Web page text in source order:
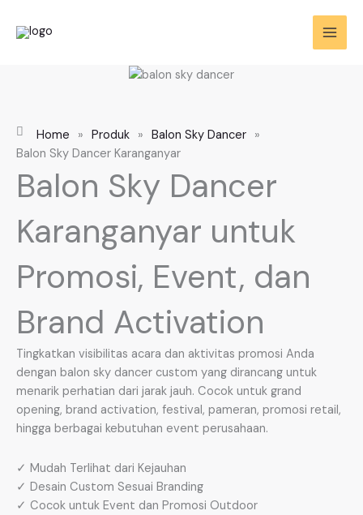
Home » Produk » Balon Sky Dancer
»
Balon Sky Dancer Karanganyar
Balon Sky Dancer
Karanganyar untuk
Promosi, Event, dan
Brand Activation
Tingkatkan visibilitas acara dan aktivitas promosi Anda
dengan balon sky dancer custom yang dirancang untuk
menarik perhatian dari jarak jauh. Cocok untuk grand
opening, brand activation, festival, pameran, promosi retail,
hingga berbagai kebutuhan event perusahaan.
✓ Mudah Terlihat dari Kejauhan
✓ Desain Custom Sesuai Branding
✓ Cocok untuk Event dan Promosi Outdoor